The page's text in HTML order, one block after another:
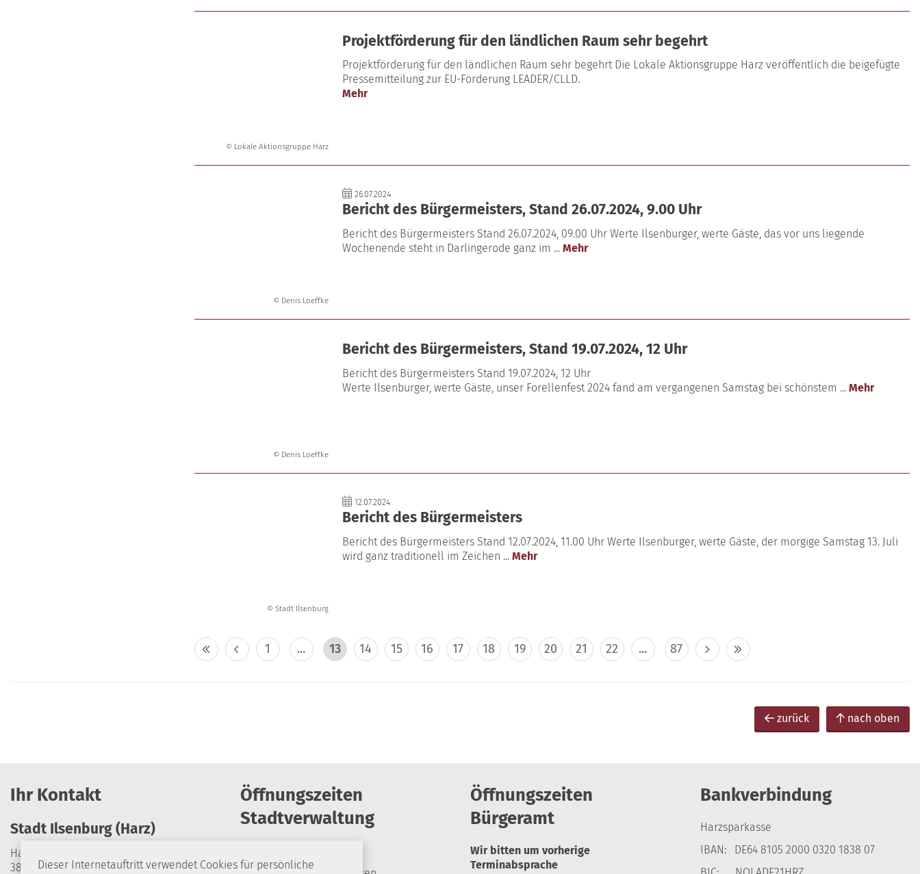
Dieser Internetauftritt verwendet Cookies für persönliche
© Lokale Aktionsgruppe Harz
Projektförderung für den ländlichen Raum sehr begehrt
Projektförderung für den ländlichen Raum sehr begehrt Die Lokale Aktionsgruppe Harz veröffentlich die beigefügte
Pressemitteilung zur EU-Förderung LEADER/CLLD.
Mehr
© Denis Loeffke
26.07.2024
Bericht des Bürgermeisters, Stand 26.07.2024, 9.00 Uhr
Bericht des Bürgermeisters Stand 26.07.2024, 09.00 Uhr Werte Ilsenburger, werte Gäste, das vor uns liegende
Wochenende steht in Darlingerode ganz im ...Mehr
© Denis Loeffke
Bericht des Bürgermeisters, Stand 19.07.2024, 12 Uhr
Bericht des Bürgermeisters Stand 19.07.2024, 12 Uhr
Werte Ilsenburger, werte Gäste, unser Forellenfest 2024 fand am vergangenen Samstag bei schönstem ...Mehr
© Stadt Ilsenburg
12.07.2024
Bericht des Bürgermeisters
Bericht des Bürgermeisters Stand 12.07.2024, 11.00 Uhr Werte Ilsenburger, werte Gäste, der morgige Samstag 13. Juli
wird ganz traditionell im Zeichen ...Mehr
1 ... 13 14 15 16 17 18 19 20 21 22 ... 87
zurück nach oben
Ihr Kontakt
Stadt Ilsenburg (Harz)
Harzburger Straße 24
38871 Ilsenburg (Harz)
Öffnungszeiten
Stadtverwaltung
Öffnungszeiten
Bürgeramt
Wir bitten um vorherige
Terminabsprache
Bankverbindung
Harzsparkasse
IBAN: DE64 8105 2000 0320 1838 07